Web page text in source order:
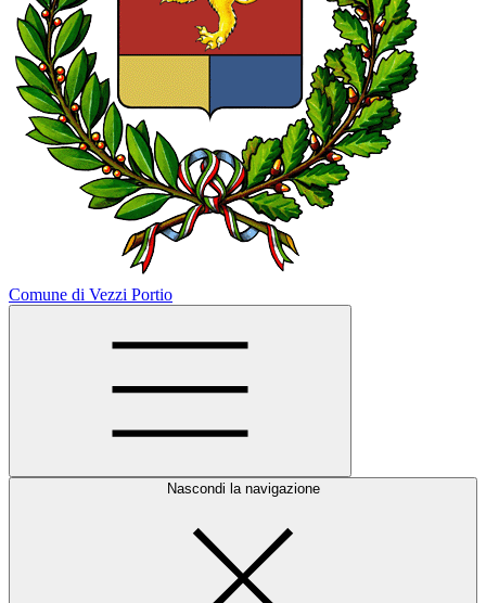
Comune di Vezzi Portio
Nascondi la navigazione